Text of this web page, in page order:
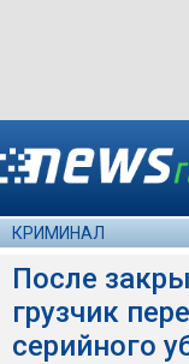
КРИМИНАЛ
После
грузчик
серийного